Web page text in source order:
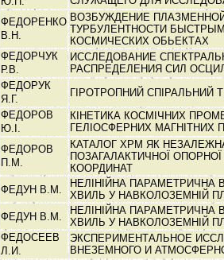
ФЕДОРЕНКО
В.Н.
ВОЗБУЖДЕНИЕ
ТУРБУЛЕНТНОСТИ
КОСМИЧЕСКИХ ОБЬЕКТАХ
ФЕДОРЧУК
Р.В.
ИССЛЕДОВАНИЕ
РАСПРЕДЕЛЕНИЯ СИЛ
ФЕДОРУК
Я.Г.
ГІРОТРОПНИЙ СПІРАЛЬНИЙ
ФЕДОРОВ
Ю.І.
КІНЕТИКА КОСМІЧНИХ
ГЕЛІОСФЕРНИХ МАГНІТНИХ
ФЕДОРОВ
П.М.
КАТАЛОГ ХРМ ЯК
ПОЗАГАЛАКТИЧНОЇ
КООРДИНАТ
ФЕДУН В.М.
НЕЛІНІЙНА ПАРАМЕТРИЧНА
ХВИЛЬ У НАВКОЛОЗЕМНІЙ
ФЕДУН В.М.
НЕЛІНІЙНА ПАРАМЕТРИЧНА
ХВИЛЬ У НАВКОЛОЗЕМНІЙ
ФЕДОСЕЕВ
Л.И.
ЭКСПЕРИМЕНТАЛЬНОЕ
ВНЕЗЕМНОГО И